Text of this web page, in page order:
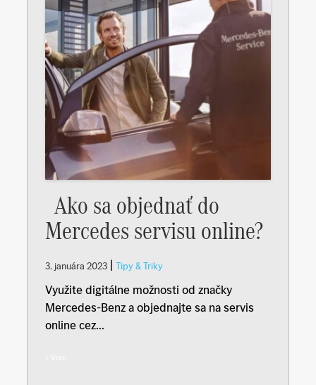
Ako sa objednať do
Mercedes servisu online?
3. januára 2023 | Tipy & Triky
Využite digitálne možnosti od značky
Mercedes-Benz a objednajte sa na servis
online cez...